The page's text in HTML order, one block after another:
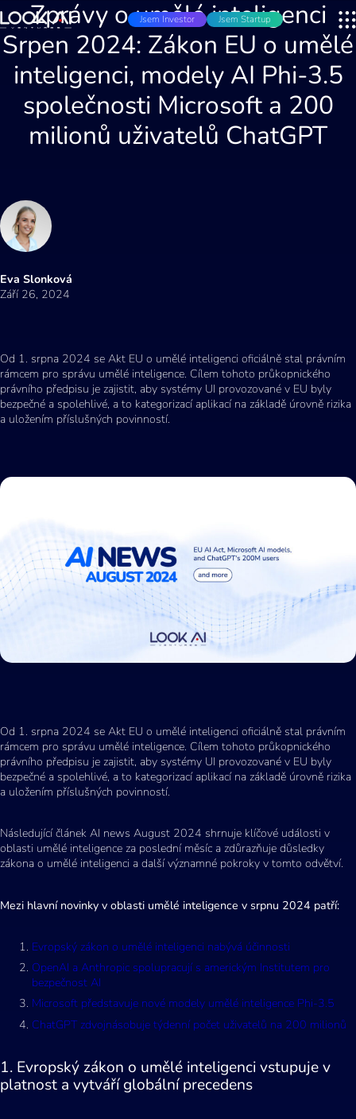
Jsem Investor Jsem Startup
Zprávy o umělé inteligenci
Srpen 2024: Zákon EU o umělé
inteligenci, modely AI Phi-3.5
společnosti Microsoft a 200
milionů uživatelů ChatGPT
Eva Slonková
Září 26, 2024
Od 1. srpna 2024 se Akt EU o umělé inteligenci oficiálně stal právním
rámcem pro správu umělé inteligence. Cílem tohoto průkopnického
právního předpisu je zajistit, aby systémy UI provozované v EU byly
bezpečné a spolehlivé, a to kategorizací aplikací na základě úrovně rizika
a uložením příslušných povinností.
Od 1. srpna 2024 se Akt EU o umělé inteligenci oficiálně stal právním
rámcem pro správu umělé inteligence. Cílem tohoto průkopnického
právního předpisu je zajistit, aby systémy UI provozované v EU byly
bezpečné a spolehlivé, a to kategorizací aplikací na základě úrovně rizika
a uložením příslušných povinností.
Následující článek AI news August 2024 shrnuje klíčové události v
oblasti umělé inteligence za poslední měsíc a zdůrazňuje důsledky
zákona o umělé inteligenci a další významné pokroky v tomto odvětví.
Mezi hlavní novinky v oblasti umělé inteligence v srpnu 2024 patří:
Evropský zákon o umělé inteligenci nabývá účinnosti
OpenAI a Anthropic spolupracují s americkým Institutem pro
bezpečnost AI
Microsoft představuje nové modely umělé inteligence Phi-3.5
ChatGPT zdvojnásobuje týdenní počet uživatelů na 200 milionů
1. Evropský zákon o umělé inteligenci vstupuje v
platnost a vytváří globální precedens